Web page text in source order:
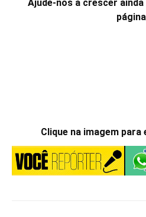
Ajude-nos a crescer
Clique na imagem